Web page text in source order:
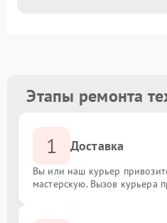
Этапы ремонта
1 Доставка
Вы или наш курьер
мастерскую. Вызов курьера